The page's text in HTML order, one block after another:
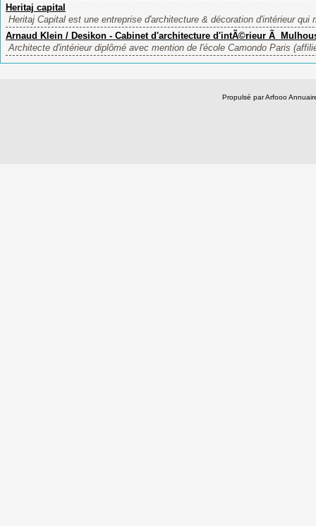
Heritaj capital
Heritaj Capital est une entreprise d'architecture & décoration d'intérieur qui
Arnaud Klein / Desikon - Cabinet d'architecture d'intÃ©rieur Ã
Architecte d'intérieur diplômé avec mention de l'école Camondo Paris
Propulsé par Arfooo